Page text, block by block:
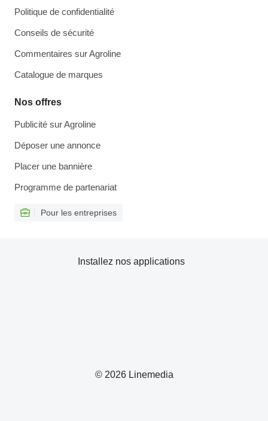
Politique de confidentialité
Conseils de sécurité
Commentaires sur Agroline
Catalogue de marques
Nos offres
Publicité sur Agroline
Déposer une annonce
Placer une bannière
Programme de partenariat
Pour les entreprises
© 2026 Linemedia
Installez nos applications